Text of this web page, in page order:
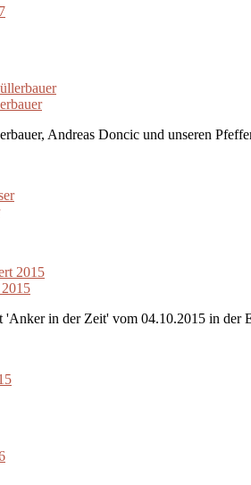
Andreas Doncic und unseren
'Anker in der Zeit' vom 04.10.2015 in der